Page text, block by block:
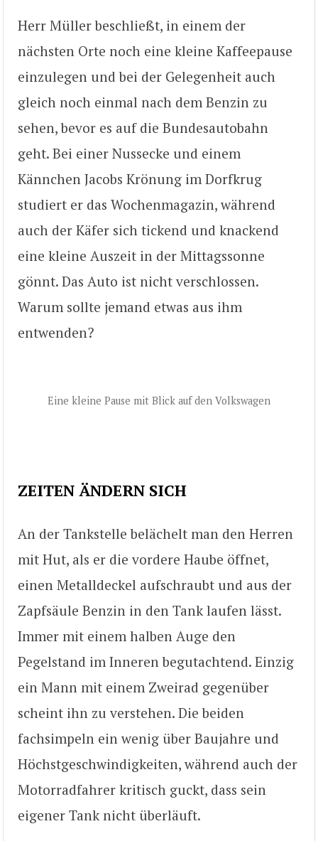
Herr Müller beschließt, in einem der
nächsten Orte noch eine kleine Kaffeepause
einzulegen und bei der Gelegenheit auch
gleich noch einmal nach dem Benzin zu
sehen, bevor es auf die Bundesautobahn
geht. Bei einer Nussecke und einem
Kännchen Jacobs Krönung im Dorfkrug
studiert er das Wochenmagazin, während
auch der Käfer sich tickend und knackend
eine kleine Auszeit in der Mittagssonne
gönnt. Das Auto ist nicht verschlossen.
Warum sollte jemand etwas aus ihm
entwenden?
Eine kleine Pause mit Blick auf den Volkswagen
ZEITEN ÄNDERN SICH
An der Tankstelle belächelt man den Herren
mit Hut, als er die vordere Haube öffnet,
einen Metalldeckel aufschraubt und aus der
Zapfsäule Benzin in den Tank laufen lässt.
Immer mit einem halben Auge den
Pegelstand im Inneren begutachtend. Einzig
ein Mann mit einem Zweirad gegenüber
scheint ihn zu verstehen. Die beiden
fachsimpeln ein wenig über Baujahre und
Höchstgeschwindigkeiten, während auch der
Motorradfahrer kritisch guckt, dass sein
eigener Tank nicht überläuft.